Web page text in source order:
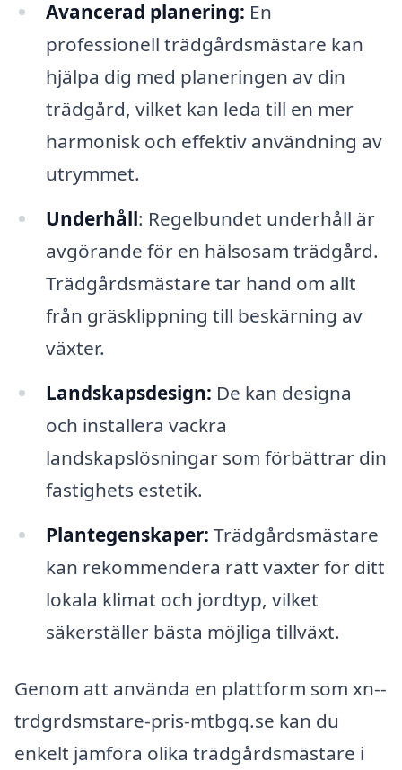
Avancerad planering: En
professionell trädgårdsmästare kan
hjälpa dig med planeringen av din
trädgård, vilket kan leda till en mer
harmonisk och effektiv användning av
utrymmet.
Underhåll: Regelbundet underhåll är
avgörande för en hälsosam trädgård.
Trädgårdsmästare tar hand om allt
från gräsklippning till beskärning av
växter.
Landskapsdesign: De kan designa
och installera vackra
landskapslösningar som förbättrar din
fastighets estetik.
Plantegenskaper: Trädgårdsmästare
kan rekommendera rätt växter för ditt
lokala klimat och jordtyp, vilket
säkerställer bästa möjliga tillväxt.
Genom att använda en plattform som xn--
trdgrdsmstare-pris-mtbgq.se kan du
enkelt jämföra olika trädgårdsmästare i